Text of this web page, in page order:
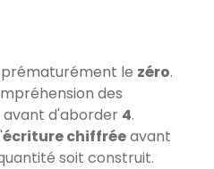
le zéro.
des
avant d'aborder 4.
écriture chiffréeavant
soit construit.